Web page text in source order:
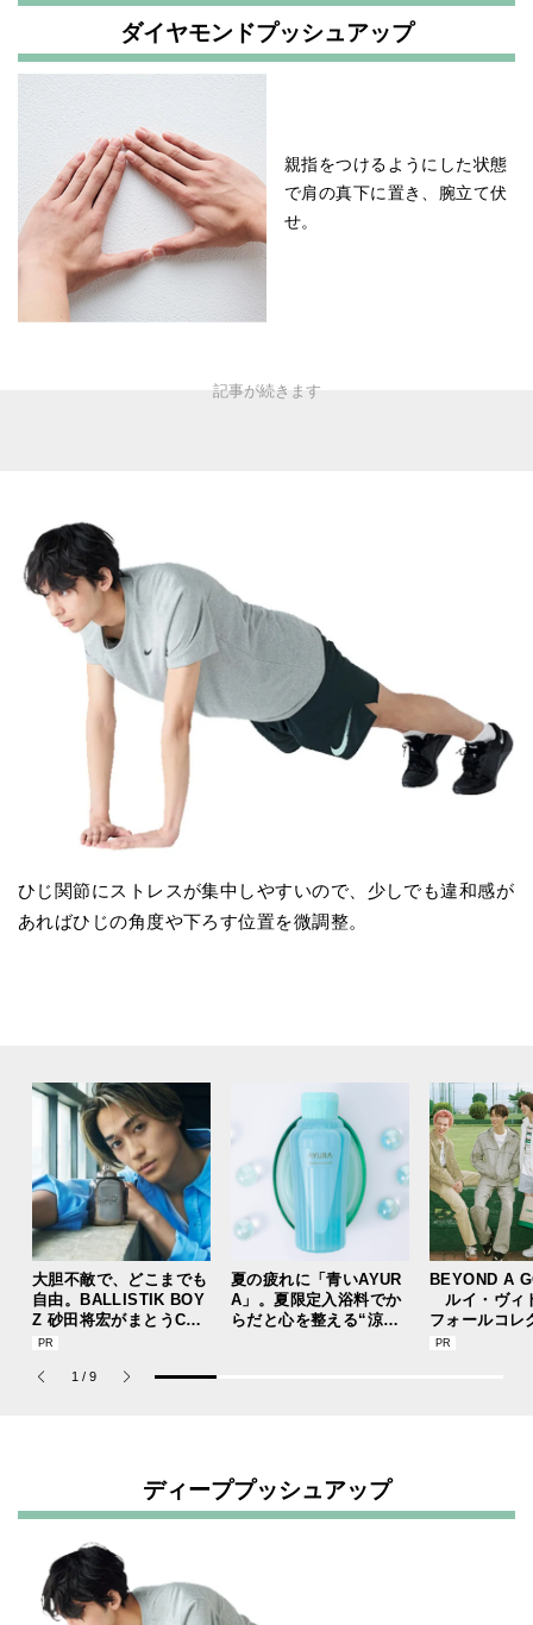
ダイヤモンドプッシュアップ
親指をつけるようにした状態
で肩の真下に置き、腕立て伏
せ。
ひじ関節にストレスが集中しやすいので、少しでも違和感が
あればひじの角度や下ろす位置を微調整。
大胆不敵で、どこまでも
自由。BALLISTIK BOY
Z 砂田将宏がまとうCOA
CHの新作フレグランス
ナム パルファム」
夏の疲れに「青いAYUR
A」。夏限定入浴料でか
らだと心を整える“涼体
BEYOND A
ルイ・ヴィ
フォールコレ
描くプレッピ
1 / 9
ディーププッシュアップ